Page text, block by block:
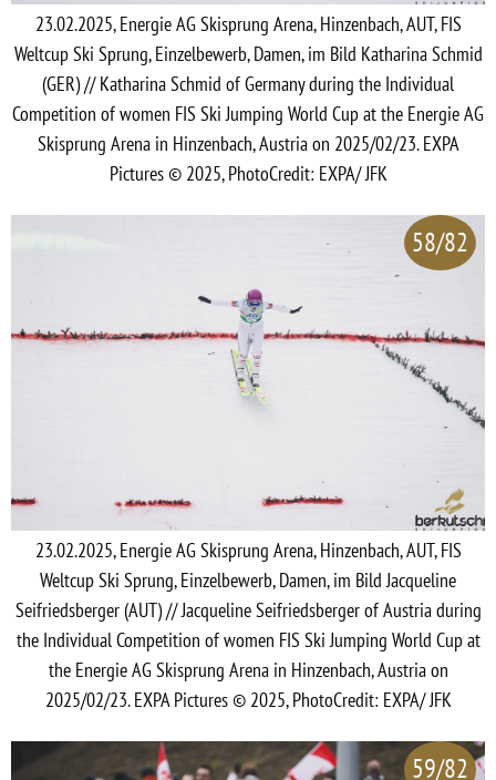
23.02.2025, Energie AG Skisprung Arena, Hinzenbach, AUT, FIS
Weltcup Ski Sprung, Einzelbewerb, Damen, im Bild Katharina Schmid
(GER) // Katharina Schmid of Germany during the Individual
Competition of women FIS Ski Jumping World Cup at the Energie AG
Skisprung Arena in Hinzenbach, Austria on 2025/02/23. EXPA
Pictures © 2025, PhotoCredit: EXPA/ JFK
58/82
23.02.2025, Energie AG Skisprung Arena, Hinzenbach, AUT, FIS
Weltcup Ski Sprung, Einzelbewerb, Damen, im Bild Jacqueline
Seifriedsberger (AUT) // Jacqueline Seifriedsberger of Austria during
the Individual Competition of women FIS Ski Jumping World Cup at
the Energie AG Skisprung Arena in Hinzenbach, Austria on
2025/02/23. EXPA Pictures © 2025, PhotoCredit: EXPA/ JFK
59/82